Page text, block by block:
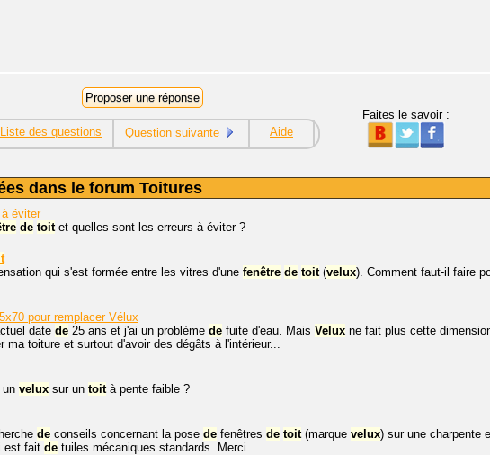
Liste des questions Question suivante Aide
Faites le savoir :
dans le forum Toitures
éviter
de toitet quelles sont les erreurs à éviter ?
qui s'est formée entre les vitres d'une fenêtre de toit(velux). Comment faut-il faire
pour remplacer Vélux
date de 25 ans et j'ai un problème de fuite d'eau. Mais Velux ne fait plus cette
ma toiture et surtout d'avoir des dégâts à l'intérieur...
un velux sur un toità pente faible ?
de conseils concernant la pose de fenêtres de toit(marque velux) sur une charpente
est fait de tuiles mécaniques standards. Merci.